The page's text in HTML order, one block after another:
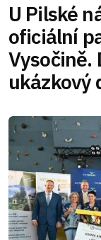
U Pilské
oficiální
Vysočině.
ukázkový